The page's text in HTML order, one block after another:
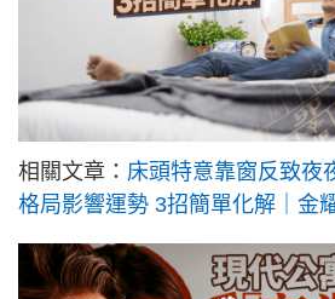
相關文章： 床頭特意靠窗反致夜
格局影響運勢 3招簡單化解｜金